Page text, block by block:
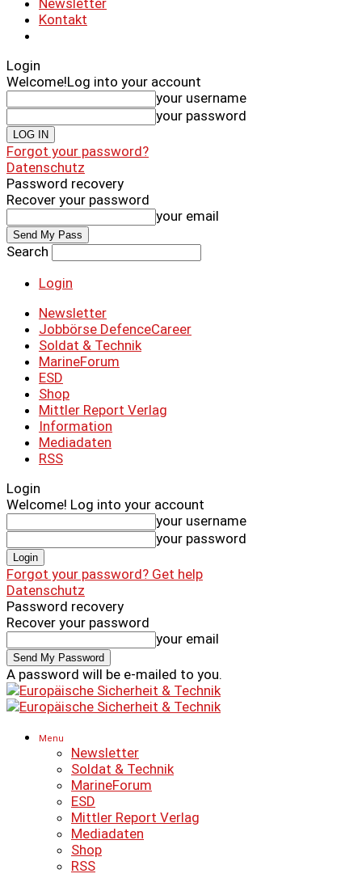
Newsletter
Kontakt
Login
Welcome!Log into your account
your username
your password
Forgot your password?
Datenschutz
Password recovery
Recover your password
your email
Search
Login
Newsletter
Jobbörse DefenceCareer
Soldat & Technik
MarineForum
ESD
Shop
Mittler Report Verlag
Information
Mediadaten
RSS
Login
Welcome! Log into your account
your username
your password
Forgot your password? Get help
Datenschutz
Password recovery
Recover your password
your email
A password will be e-mailed to you.
Menu
Newsletter
Soldat & Technik
MarineForum
ESD
Mittler Report Verlag
Mediadaten
Shop
RSS